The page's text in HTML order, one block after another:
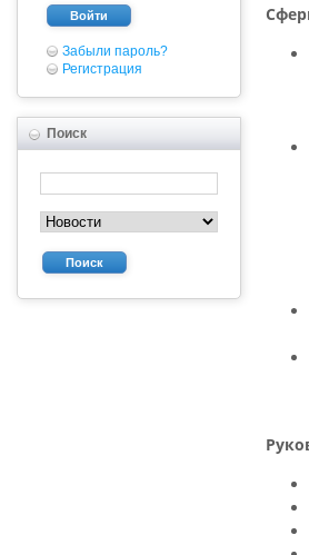
Войти
Забыли пароль?
Регистрация
Поиск
Поиск